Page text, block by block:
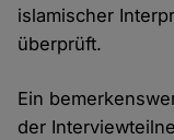
islamischer
überprüft.
Ein
der